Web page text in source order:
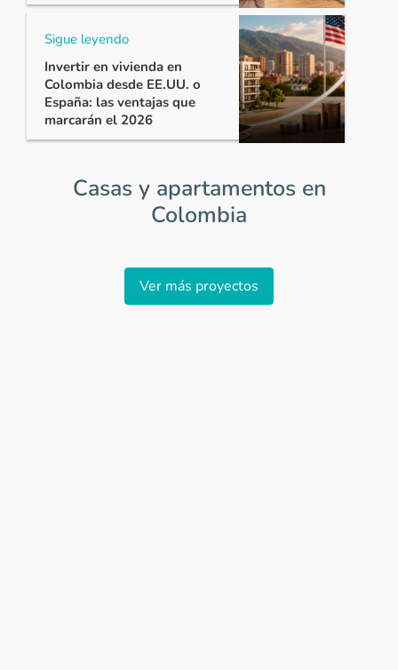
Sigue leyendo
Invertir en vivienda en
Colombia desde EE.UU. o
España: las ventajas que
marcarán el 2026
Casas y apartamentos en
Colombia
Ver más proyectos